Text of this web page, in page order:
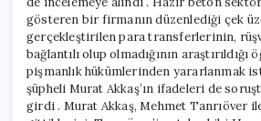
gösteren bir firmanın düzenlediği çek
gerçekleştirilen para transferlerinin,
bağlantılı olup olmadığının
pişmanlık hükümlerinden yararlanmak
şüpheli Murat Akkaş’ın ifadeleri de
girdi . Murat Akkaş, Mehmet Tanrıöver